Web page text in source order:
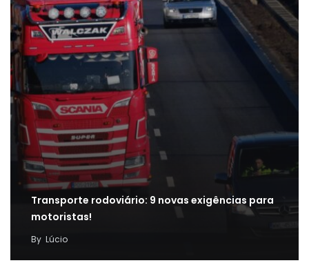
Transporte rodoviário: 9 novas exigências para
motoristas!
By Lúcio